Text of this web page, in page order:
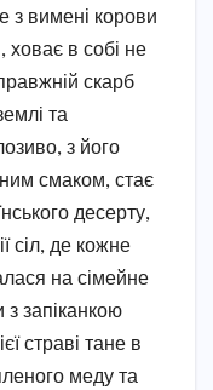
з вимені корови
ховає в собі не
скарб
та
з його
смаком, стає
десерту,
сіл, де кожне
на сімейне
з запіканкою
страві тане в
меду та